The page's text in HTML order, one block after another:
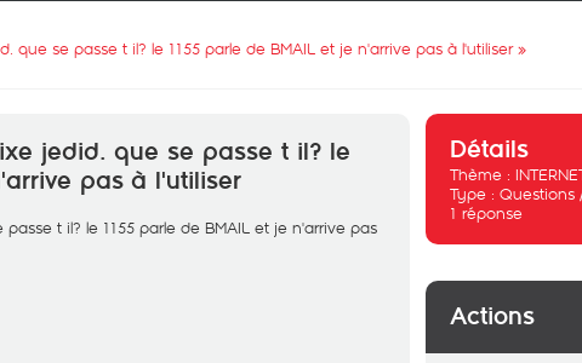
que se passe t il? le 1155 parle de BMAIL et je n'arrive pas à l'utiliser»
jedid. que se passe t il? le
pas à l'utiliser
t il? le 1155 parle de BMAIL et je n'arrive pas
Détails
Thème :
Type : Questions
1 réponse
Actions